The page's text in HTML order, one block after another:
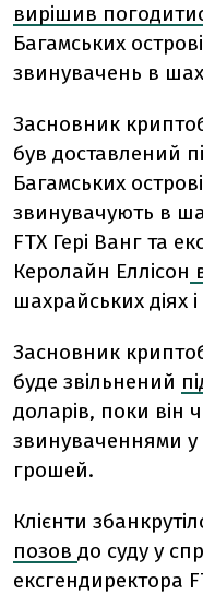
вирішив
Багамських
звинувачень в
Засновник
був доставлений
Багамських
звинувачують в
FTX Гері Ванг та
Керолайн Еллісон
шахрайських діях
Засновник
буде звільнений
доларів, поки він
звинуваченнями у
грошей.
Клієнти
позов до суду у
ексгендиректора